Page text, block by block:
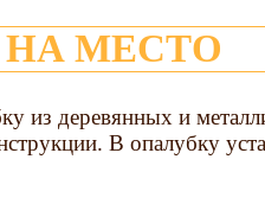
НА МЕСТО
из деревянных и
В опалубку